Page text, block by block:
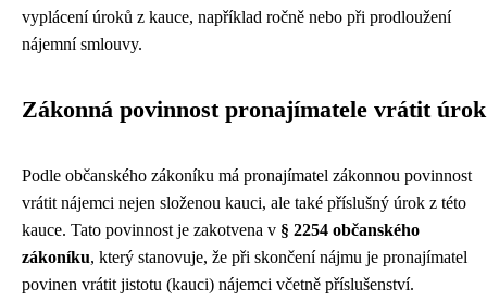
vyplácení úroků z kauce, například ročně nebo při prodloužení
nájemní smlouvy.
Zákonná povinnost pronajímatele vrátit úrok
Podle občanského zákoníku má pronajímatel zákonnou povinnost
vrátit nájemci nejen složenou kauci, ale také příslušný úrok z této
kauce. Tato povinnost je zakotvena v § 2254 občanského
zákoníku, který stanovuje, že při skončení nájmu je pronajímatel
povinen vrátit jistotu (kauci) nájemci včetně příslušenství.